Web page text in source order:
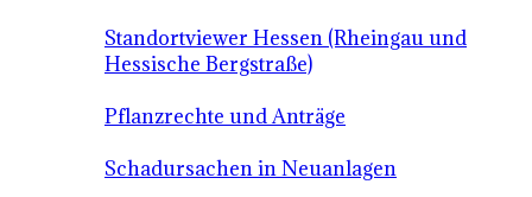
Standortviewer Hessen (Rheingau und
Hessische Bergstraße)
Pflanzrechte und Anträge
Schadursachen in Neuanlagen